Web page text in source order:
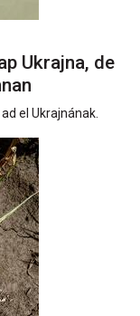
Ukrajna, de
el Ukrajnának.